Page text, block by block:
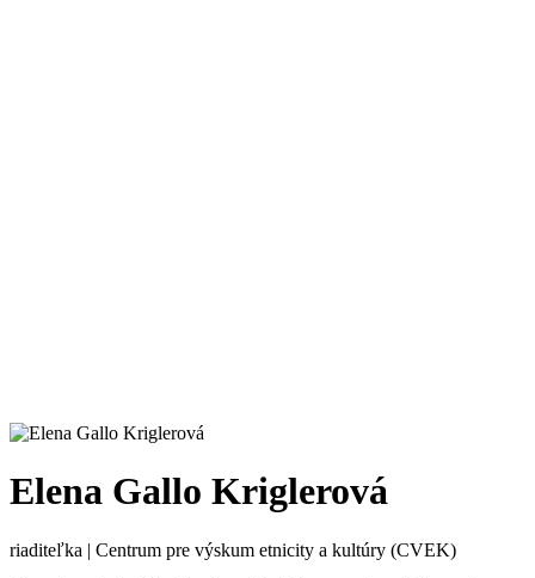
Elena Gallo Kriglerová
riaditeľka | Centrum pre výskum etnicity a kultúry (CVEK)